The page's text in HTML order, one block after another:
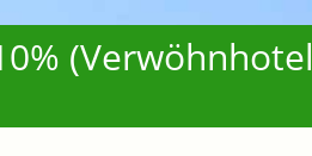
(Verwöhnhotel